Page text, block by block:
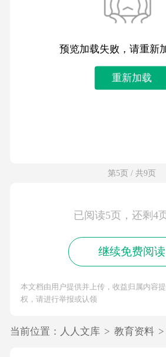
预览加载失败，请重新
重新加载
第5页 / 共9页
已阅读5页，还剩4
继续免费阅读
本文档由用户提供并上传，收益归属内容
权，请进行举报或认领
当前位置： 人人文库 > 教育资料 >